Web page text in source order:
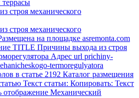
террасы
строя механического
строя механического
на площадке asremonta.com
TITLE Причины выхода из строя
Адрес url prichiny-
termoregulyatora
в статье 2192 Каталог размещения
Текст статьи: Копировать: Текст
отображение Механический